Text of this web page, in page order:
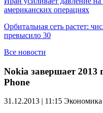
американских операциях
Орбитальная сеть растет:
превысило 30
Все новости
Nokia завершает 2013
Phone
31.12.2013 | 11:15 Экономика